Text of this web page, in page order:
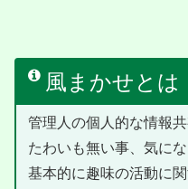
風まかせとは
管理人の個人的な情報共
たわいも無い事、気に
基本的に趣味の活動に